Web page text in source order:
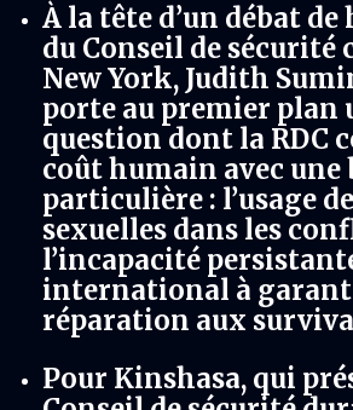
À la tête d’un débat
du Conseil de sécurité
New York, Judith
porte au premier plan
question dont la RDC
coût humain avec
particulière : l’usage
sexuelles dans les
l’incapacité
international à
réparation aux
Pour Kinshasa, qui